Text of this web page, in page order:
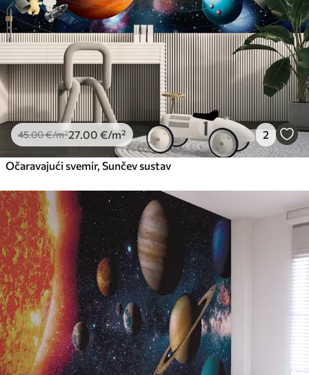
Premium vinil
66.6740.00€/m²
Peel and Stick
81.6749 .00€/m²
45.00€/m²27 .00 €/m² 2
Očaravajući svemir, Sunčev sustav